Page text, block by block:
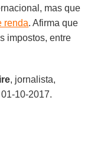
mas que
renda. Afirma que
impostos, entre
, jornalista,
01-10-2017.